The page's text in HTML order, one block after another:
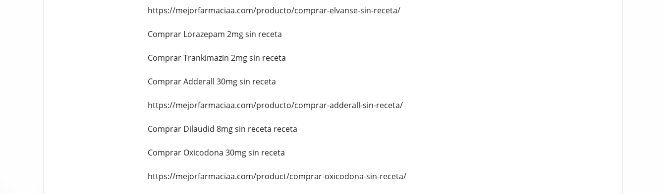
https://mejorfarmaciaa.com/producto/comprar-elvanse-sin-receta/
Comprar Lorazepam 2mg sin receta
Comprar Trankimazin 2mg sin receta
Comprar Adderall 30mg sin receta
https://mejorfarmaciaa.com/producto/comprar-adderall-sin-receta/
Comprar Dilaudid 8mg sin receta receta
Comprar Oxicodona 30mg sin receta
https://mejorfarmaciaa.com/product/comprar-oxicodona-sin-receta/